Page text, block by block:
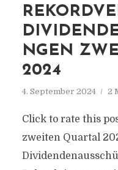
NGEN
2024
4. September 2024 2
Click to rate this
zweiten Quartal